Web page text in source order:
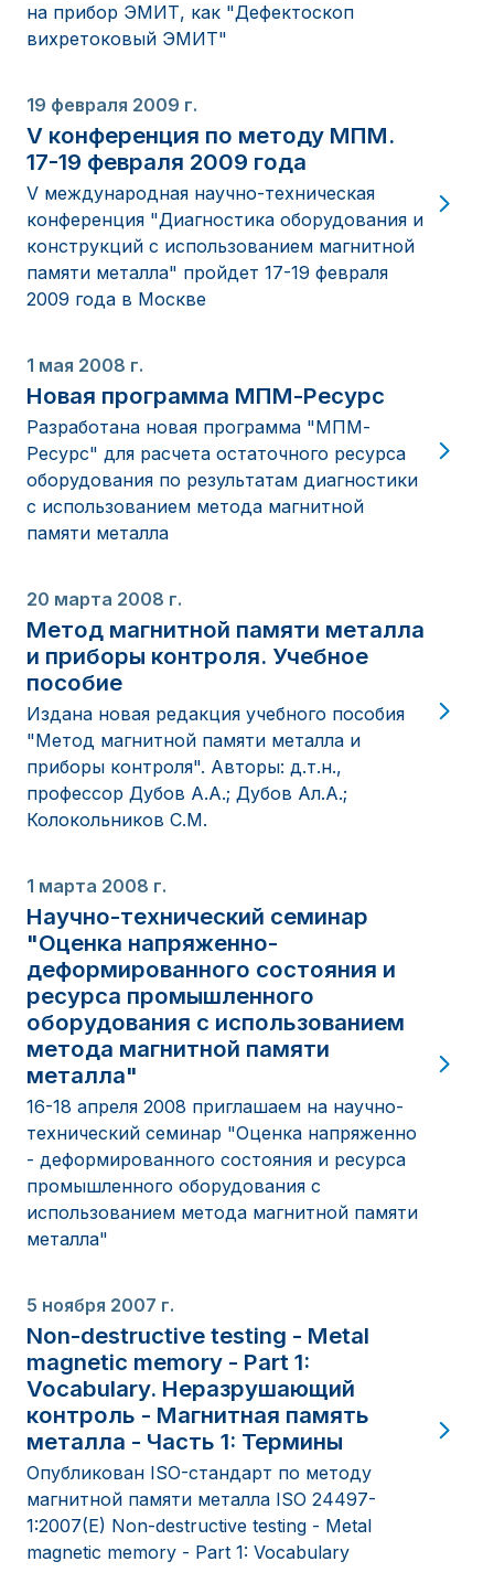
на прибор ЭМИТ, как "Дефектоскоп
вихретоковый ЭМИТ"
19 февраля 2009 г.
V конференция по методу МПМ.
17-19 февраля 2009 года
V международная научно-техническая
конференция "Диагностика оборудования и
конструкций с использованием магнитной
памяти металла" пройдет 17-19 февраля
2009 года в Москве
1 мая 2008 г.
Новая программа МПМ-Ресурс
Разработана новая программа "МПМ-
Ресурс" для расчета остаточного ресурса
оборудования по результатам диагностики
с использованием метода магнитной
памяти металла
20 марта 2008 г.
Метод магнитной памяти металла
и приборы контроля. Учебное
пособие
Издана новая редакция учебного пособия
"Метод магнитной памяти металла и
приборы контроля". Авторы: д.т.н.,
профессор Дубов А.А.; Дубов Ал.А.;
Колокольников С.М.
1 марта 2008 г.
Научно-технический семинар
"Оценка напряженно-
деформированного состояния и
ресурса промышленного
оборудования с использованием
метода магнитной памяти
металла"
16-18 апреля 2008 приглашаем на научно-
технический семинар "Оценка напряженно
- деформированного состояния и ресурса
промышленного оборудования с
использованием метода магнитной памяти
металла"
5 ноября 2007 г.
Non-destructive testing - Metal
magnetic memory - Part 1:
Vocabulary. Неразрушающий
контроль - Магнитная память
металла - Часть 1: Термины
Опубликован ISO-стандарт по методу
магнитной памяти металла ISO 24497-
1:2007(E) Non-destructive testing - Metal
magnetic memory - Part 1: Vocabulary